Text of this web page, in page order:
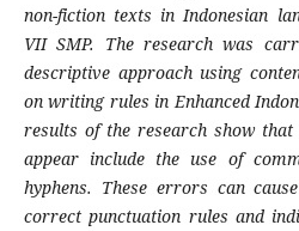
non-fiction texts in Indonesian
VII SMP. The research was
descriptive approach using
on writing rules in Enhanced
results of the research show
appear include the use of
hyphens. These errors can
correct punctuation rules and